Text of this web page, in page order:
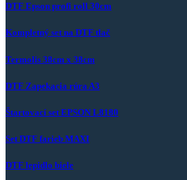
DTF Epson profi roll 30cm
Kompletný set na DTF tlač
Termolis 38cm x 38cm
DTF Zapekacia rúra A3
Štartovací set EPSON L8180
Set DTF farieb MAXI
DTF lepidlo biele